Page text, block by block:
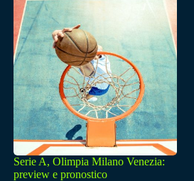
Serie A, Olimpia Milano Venezia:
preview e pronostico